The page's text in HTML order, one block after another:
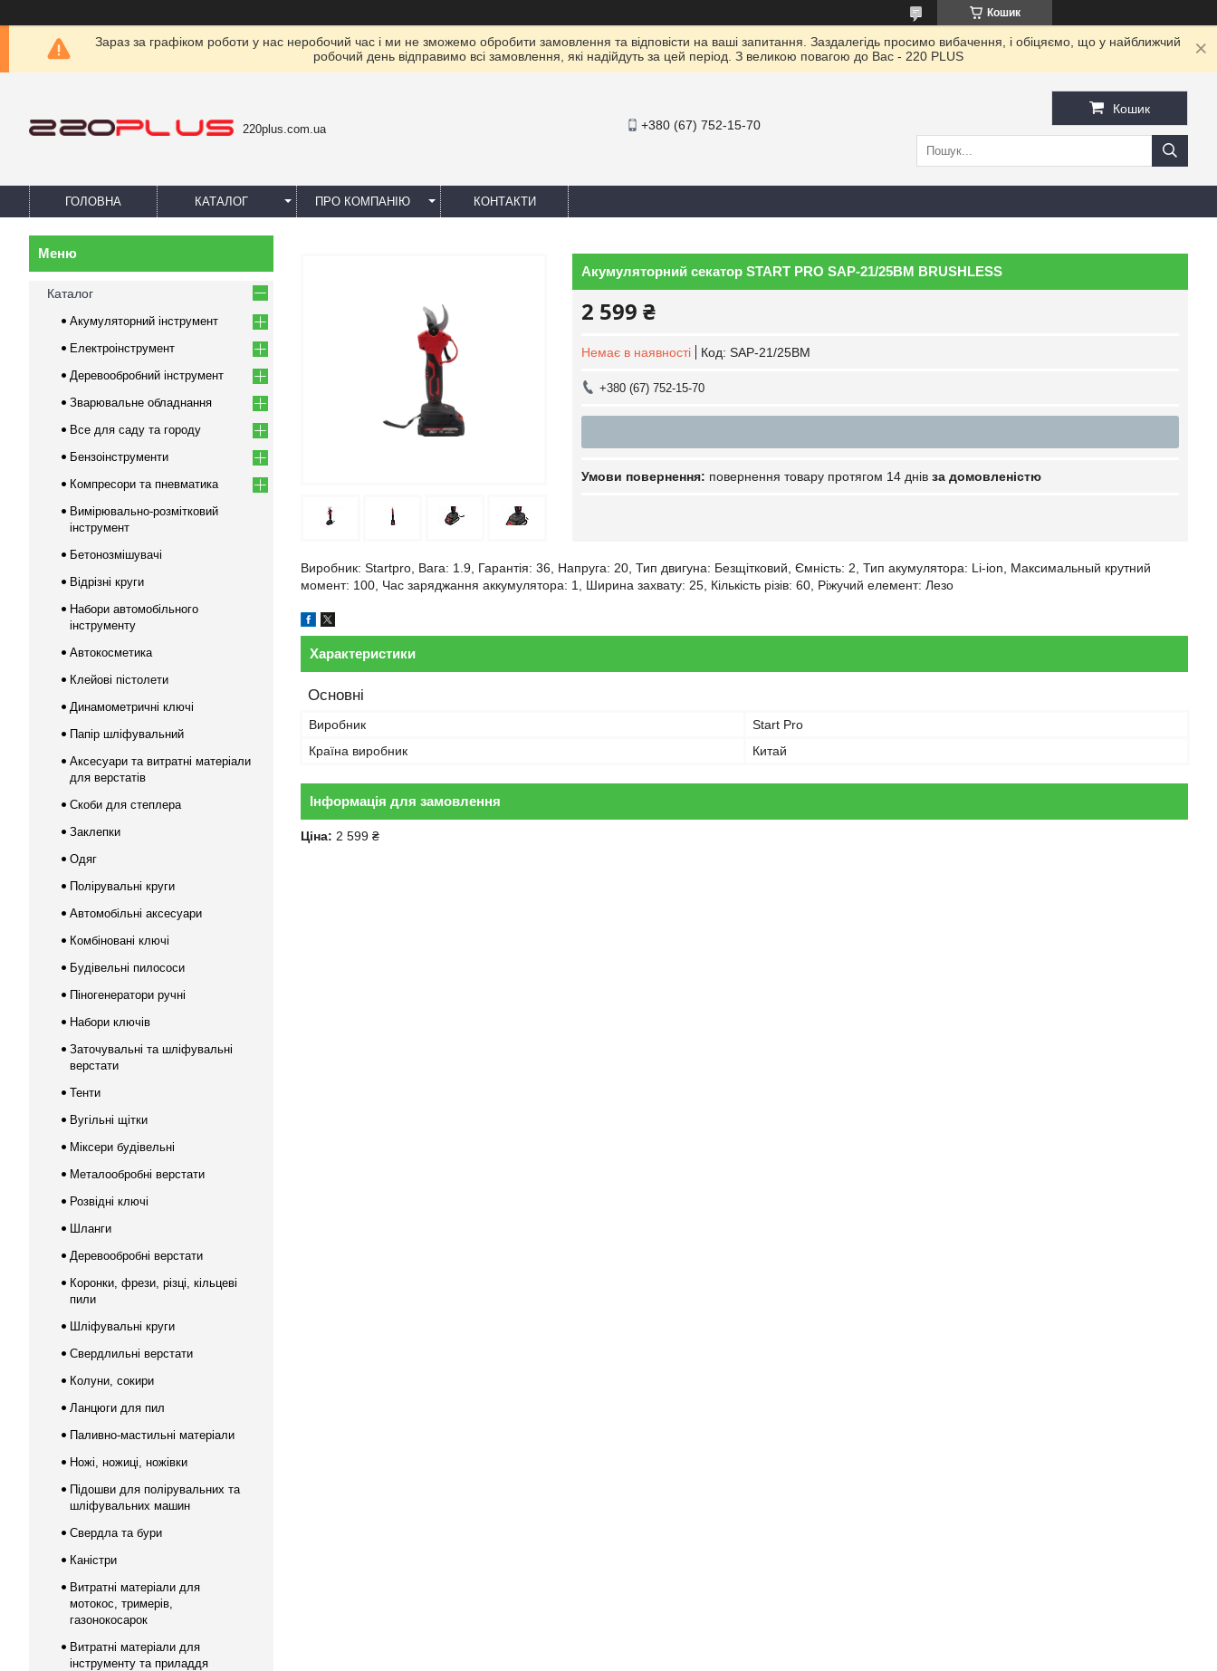
Кошик
Зараз за графіком роботи у нас неробочий час і ми не зможемо обробити замовлення та відповісти на ваші запитання. Заздалегідь просимо вибачення, і обіцяємо, що у найближчий
робочий день відправимо всі замовлення, які надійдуть за цей період. З великою повагою до Ваc - 220 PLUS
220plus.com.ua +380 (67) 752-15-70
Кошик
ГОЛОВНА КАТАЛОГ ПРО КОМПАНІЮ КОНТАКТИ
Акумуляторний секатор START PRO SAP-21/25BM BRUSHLESS
2 599 ₴
Немає в наявності Код: SAP-21/25BM
+380 (67) 752-15-70
повернення товару протягом 14 днів за домовленістю
Виробник: Startpro, Вага: 1.9, Гарантія: 36, Напруга: 20, Тип двигуна: Безщітковий, Ємність: 2, Тип акумулятора: Li-ion, Максимальный крутний
момент: 100, Час заряджання аккумулятора: 1, Ширина захвату: 25, Кількість різів: 60, Ріжучий елемент: Лезо
Характеристики
Основні
Виробник
Start Pro
Країна виробник
Китай
Інформація для замовлення
Ціна: 2 599 ₴
Каталог
Акумуляторний інструмент
Електроінструмент
Деревообробний інструмент
Зварювальне обладнання
Все для саду та городу
Бензоінструменти
Компресори та пневматика
Вимірювально-розмітковий
інструмент
Бетонозмішувачі
Відрізні круги
Набори автомобільного
інструменту
Автокосметика
Клейові пістолети
Динамометричні ключі
Папір шліфувальний
Аксесуари та витратні матеріали
для верстатів
Скоби для степлера
Заклепки
Одяг
Полірувальні круги
Автомобільні аксесуари
Комбіновані ключі
Будівельні пилососи
Піногенератори ручні
Набори ключів
Заточувальні та шліфувальні
верстати
Тенти
Вугільні щітки
Міксери будівельні
Металообробні верстати
Розвідні ключі
Шланги
Деревообробні верстати
Коронки, фрези, різці, кільцеві
пили
Шліфувальні круги
Свердлильні верстати
Колуни, сокири
Ланцюги для пил
Паливно-мастильні матеріали
Ножі, ножиці, ножівки
Підошви для полірувальних та
шліфувальних машин
Свердла та бури
Каністри
Витратні матеріали для
мотокос, тримерів,
газонокосарок
Витратні матеріали для
інструменту та приладдя